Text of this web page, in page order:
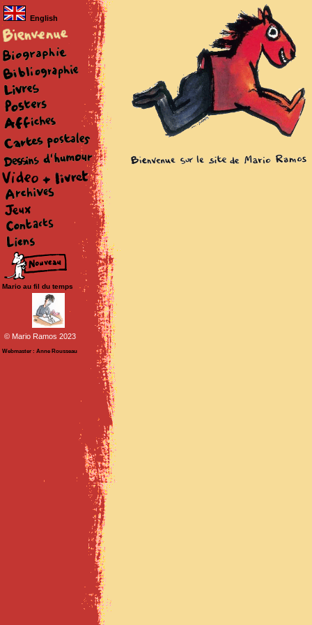
English
Mario au fil du temps
© Mario Ramos 2023
Webmaster : Anne Rousseau